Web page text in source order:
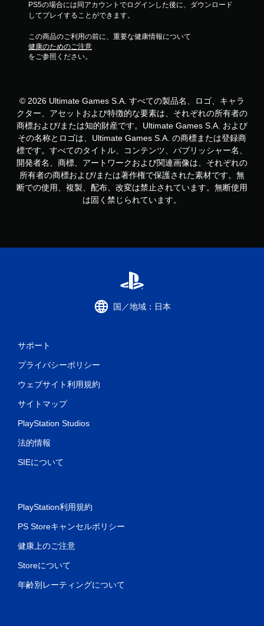
PS5の場合には同アカウントでログインした後に、ダウンロード
してプレイすることができます。
この商品のご利用の前に、重要な健康情報について
健康のためのご注意
をご参照ください。
© 2026 Ultimate Games S.A. すべての製品名、ロゴ、キャラ
クター、アセットおよび特徴的な要素は、それぞれの所有者の
商標および/または知的財産です。Ultimate Games S.A. および
その名称とロゴは、Ultimate Games S.A. の商標または登録商
標です。すべてのタイトル、コンテンツ、パブリッシャー名、
開発者名、商標、アートワークおよび関連画像は、それぞれの
所有者の商標および/または著作権で保護された素材です。無
断での使用、複製、配布、改変は禁止されています。無断使用
は固く禁じられています。
国／地域：日本
サポート
プライバシーポリシー
ウェブサイト利用規約
サイトマップ
PlayStation Studios
法的情報
SIEについて
PlayStation利用規約
PS Storeキャンセルポリシー
健康上のご注意
Storeについて
年齢別レーティングについて